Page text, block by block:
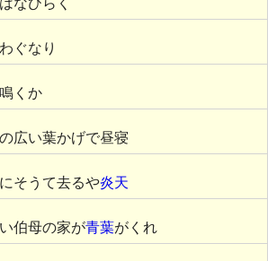
なひらく
ぐなり
くか
広い葉かげで昼寝
そうて去るや炎天
伯母の家が青葉がくれ